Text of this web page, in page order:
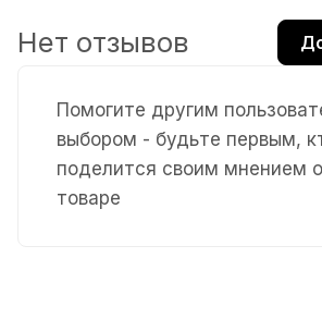
Помогите другим
выбором - будьте первым,
поделится своим мнением
товаре
Нет отзывов